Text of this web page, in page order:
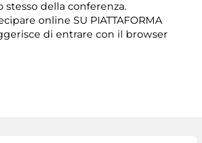
stesso della conferenza.
online SU PIATTAFORMA
di entrare con il browser